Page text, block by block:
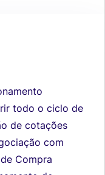
todo o ciclo de
de cotações
com
Compra